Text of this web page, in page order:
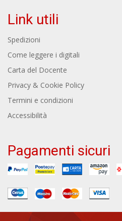
Link utili
Spedizioni
Come leggere i digitali
Carta del Docente
Privacy & Cookie Policy
Termini e condizioni
Accessibilità
Pagamenti sicuri